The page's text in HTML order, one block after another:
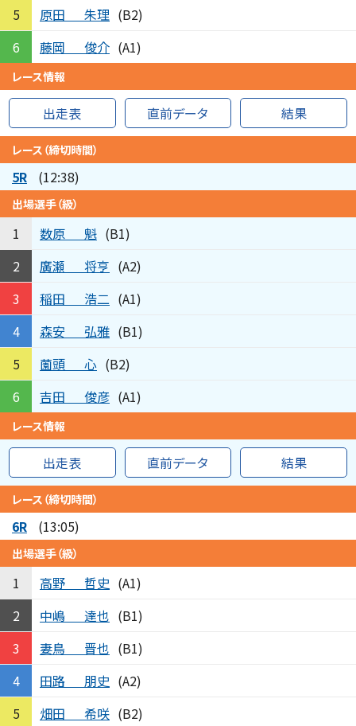
5
原田 朱理 (B2)
6
藤岡 俊介 (A1)
レース情報
出走表 直前データ 結果
レース（締切時間）
5R (12:38)
出場選手（級）
1 数原 魁 (B1)
2
廣瀬 将亨 (A2)
3
稲田 浩二 (A1)
4
森安 弘雅 (B1)
5
薗頭 心 (B2)
6
吉田 俊彦 (A1)
レース情報
出走表 直前データ 結果
レース（締切時間）
6R (13:05)
出場選手（級）
1 高野 哲史 (A1)
2
中嶋 達也 (B1)
3
妻鳥 晋也 (B1)
4
田路 朋史 (A2)
5
畑田 希咲 (B2)